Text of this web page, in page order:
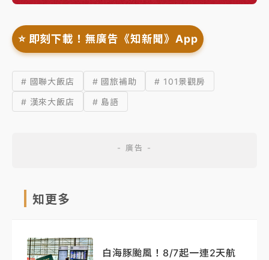
⭐️ 即刻下載！無廣告《知新聞》App
# 國聯大飯店 # 國旅補助
# 101景觀房
# 漢來大飯店
# 島語
知更多
白海豚颱風！8/7起一連2天航